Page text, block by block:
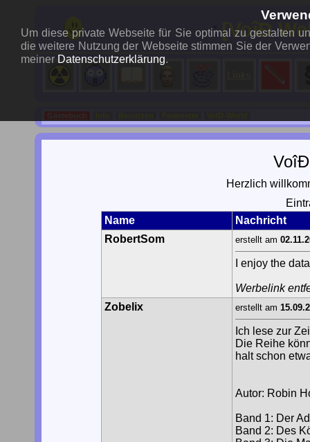
..:[VoîÐ
Herzlich
Name
Nachricht
RobertSom
erstellt am
I enjoy the
Werbelink
Zobelix
erstellt am
Ich lese zur
Die Reihe
halt schon
Autor: Robin
Band 1: Der
Band 2: Des
Um diese private Webseite für Sie optimal zu gestalten
die weitere Nutzung der Webseite stimmen Sie der
meiner Datenschutzerklärung.